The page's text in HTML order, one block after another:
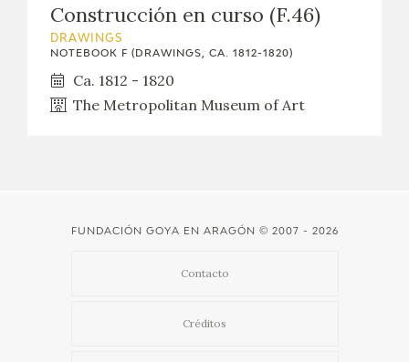
Construcción en curso (F.46)
DRAWINGS
NOTEBOOK F (DRAWINGS, CA. 1812-1820)
Ca. 1812 - 1820
The Metropolitan Museum of Art
FUNDACIÓN GOYA EN ARAGÓN © 2007 - 2026
Contacto
Créditos